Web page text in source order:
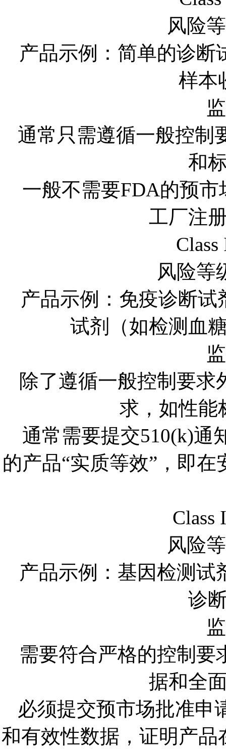
风险
产品示例：简单的诊断
样本
通常只需遵循一般控制
和
一般不需要FDA的预
工厂注
风险等
产品示例：免疫诊断
试剂（如检测血
除了遵循一般控制要求
求，如性能
通常需要提交510(k)通
的产品“实质等效”，即
Class
风险
产品示例：基因检测试
诊
需要符合严格的控制要
据和全
必须提交预市场批准申
和有效性数据，证明产